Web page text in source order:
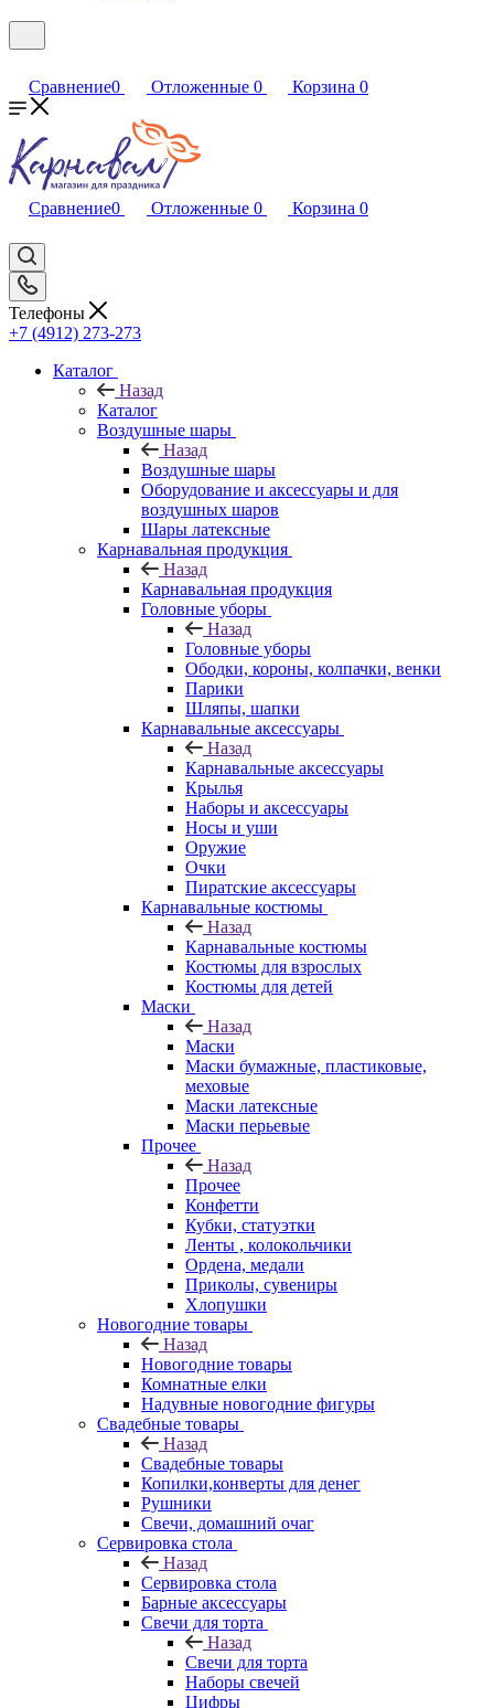
Сравнение0 Отложенные 0 Корзина 0
Сравнение0 Отложенные 0 Корзина 0
Телефоны
+7 (4912) 273-273
Каталог
Назад
Каталог
Воздушные шары
Назад
Воздушные шары
Оборудование и аксессуары и для
воздушных шаров
Шары латексные
Карнавальная продукция
Назад
Карнавальная продукция
Головные уборы
Назад
Головные уборы
Ободки, короны, колпачки, венки
Парики
Шляпы, шапки
Карнавальные аксессуары
Назад
Карнавальные аксессуары
Крылья
Наборы и аксессуары
Носы и уши
Оружие
Очки
Пиратские аксессуары
Карнавальные костюмы
Назад
Карнавальные костюмы
Костюмы для взрослых
Костюмы для детей
Маски
Назад
Маски
Маски бумажные, пластиковые,
меховые
Маски латексные
Маски перьевые
Прочее
Назад
Прочее
Конфетти
Кубки, статуэтки
Ленты , колокольчики
Ордена, медали
Приколы, сувениры
Хлопушки
Новогодние товары
Назад
Новогодние товары
Комнатные елки
Надувные новогодние фигуры
Свадебные товары
Назад
Свадебные товары
Копилки,конверты для денег
Рушники
Свечи, домашний очаг
Сервировка стола
Назад
Сервировка стола
Барные аксессуары
Свечи для торта
Назад
Свечи для торта
Наборы свечей
Цифры